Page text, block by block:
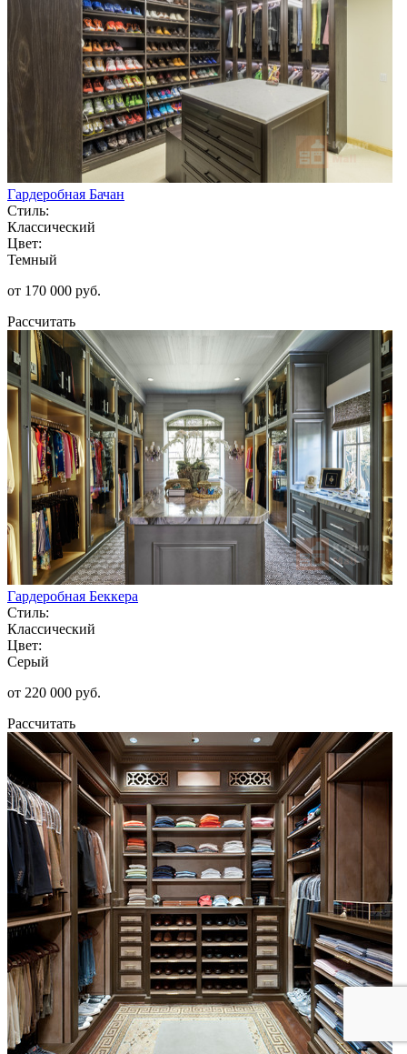
Гардеробная Бачан
Стиль:
Классический
Цвет:
Темный
от 170 000 руб.
Рассчитать
Гардеробная Беккера
Стиль:
Классический
Цвет:
Серый
от 220 000 руб.
Рассчитать